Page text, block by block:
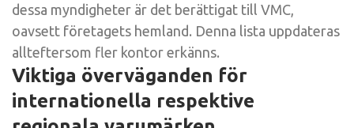
dessa myndigheter är det berättigat till VMC,
oavsett företagets hemland. Denna lista uppdateras
allteftersom fler kontor erkänns.
Viktiga överväganden för
internationella respektive